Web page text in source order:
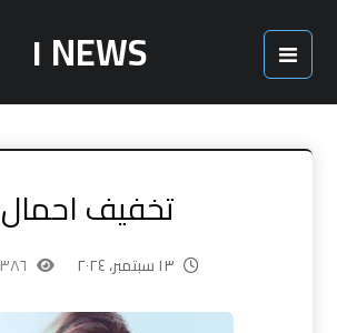
NEWS ١
تخفيف احمال
١٣ سبتمبر، ٢٠٢٤ ٣٨٦